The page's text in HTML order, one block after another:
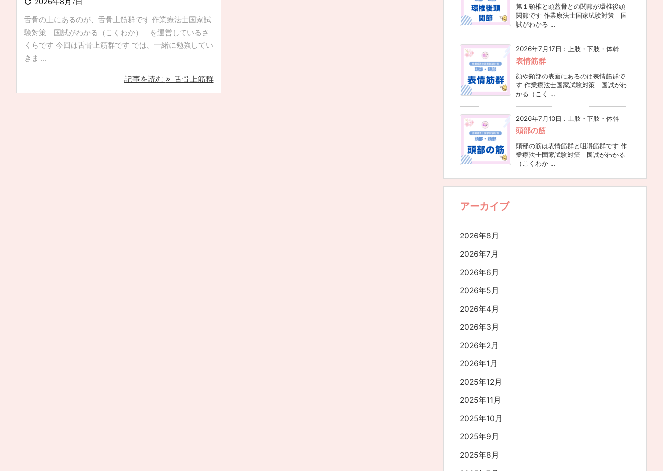
2026年8月7日
舌骨の上にあるのが、舌骨上筋群です 作業療法士国家試
験対策 国試がわかる（こくわか） を運営しているさ
くらです 今回は舌骨上筋群です では、一緒に勉強してい
きま ...
記事を読む 舌骨上筋群
第１頸椎と頭蓋骨との関節が環椎後頭
関節です 作業療法士国家試験対策 国
試がわかる ...
2026年7月17日 : 上肢・下肢・体幹
表情筋群
顔や頸部の表面にあるのは表情筋群で
す 作業療法士国家試験対策 国試がわ
かる（こく ...
2026年7月10日 : 上肢・下肢・体幹
頭部の筋
頭部の筋は表情筋群と咀嚼筋群です 作
業療法士国家試験対策 国試がわかる
（こくわか ...
アーカイブ
2026年8月
2026年7月
2026年6月
2026年5月
2026年4月
2026年3月
2026年2月
2026年1月
2025年12月
2025年11月
2025年10月
2025年9月
2025年8月